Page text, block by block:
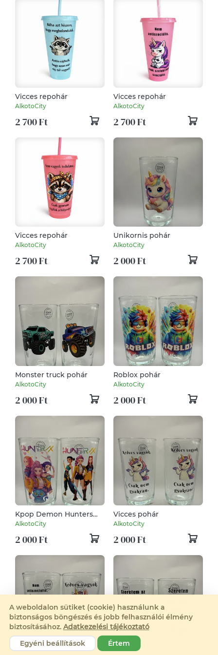
Vicces repohár
AlkotoCity
2 700 Ft
Vicces repohár
AlkotoCity
2 700 Ft
Vicces repohár
AlkotoCity
2 700 Ft
Unikornis pohár
AlkotoCity
2 000 Ft
Monster truck pohár
AlkotoCity
2 000 Ft
Roblox pohár
AlkotoCity
2 000 Ft
Kpop Demon Hunters
pohár
AlkotoCity
2 000 Ft
Vicces pohár
AlkotoCity
2 000 Ft
Vicces pohár Vicces pohár
A weboldalon sütiket (cookie) használunk a
biztonságos böngészés és jobb felhasználói élmény
biztosításához. Adatkezelési tájékoztató
Egyéni beállítások
Értem